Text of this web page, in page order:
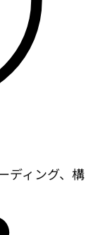
ディング、構